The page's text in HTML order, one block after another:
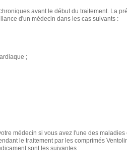
avant le début du traitement. La
d'un médecin dans les cas suivants :
;
médecin si vous avez l'une des maladies
le traitement par les comprimés
sont les suivantes :